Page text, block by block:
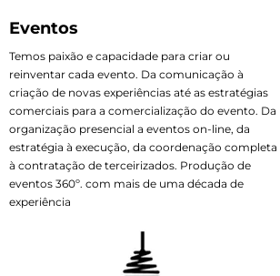
Eventos
Temos paixão e capacidade para criar ou
reinventar cada evento. Da comunicação à
criação de novas experiências até as estratégias
comerciais para a comercialização do evento. Da
organização presencial a eventos on-line, da
estratégia à execução, da coordenação completa
à contratação de terceirizados. Produção de
eventos 360º. com mais de uma década de
experiência